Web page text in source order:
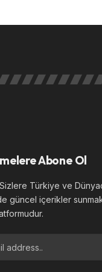
Abone Ol
Türkiye ve
güncel içerikler